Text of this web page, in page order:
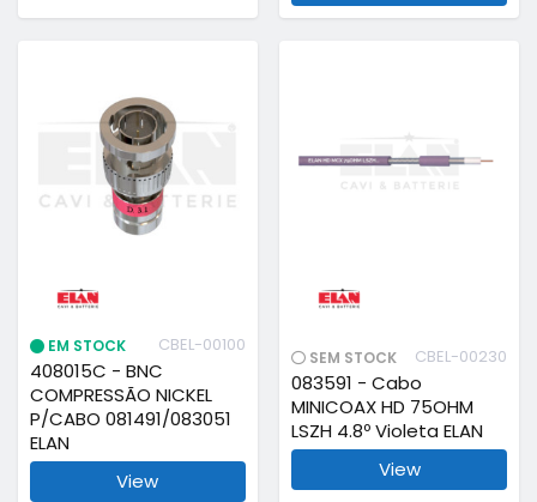
EM STOCK CBEL-00100
408015C - BNC
COMPRESSÃO NICKEL
P/CABO 081491/083051
ELAN
View
SEM STOCK CBEL-00230
083591 - Cabo
MINICOAX HD 75OHM
LSZH 4.8º Violeta ELAN
View